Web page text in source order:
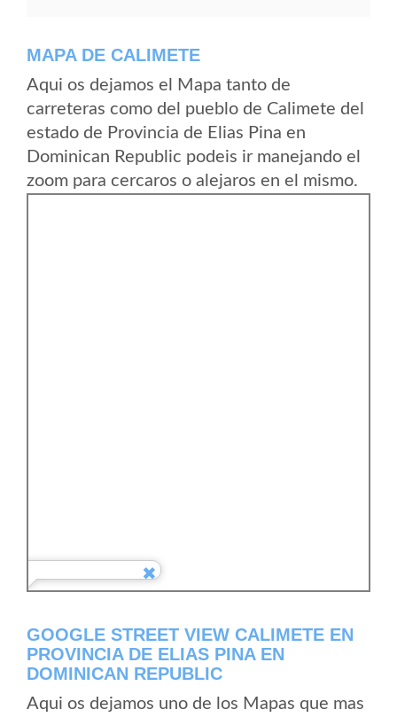
MAPA DE CALIMETE
Aqui os dejamos el Mapa tanto de
carreteras como del pueblo de Calimete del
estado de Provincia de Elias Pina en
Dominican Republic podeis ir manejando el
zoom para cercaros o alejaros en el mismo.
GOOGLE STREET VIEW CALIMETE EN
PROVINCIA DE ELIAS PINA EN
DOMINICAN REPUBLIC
Aqui os dejamos uno de los Mapas que mas